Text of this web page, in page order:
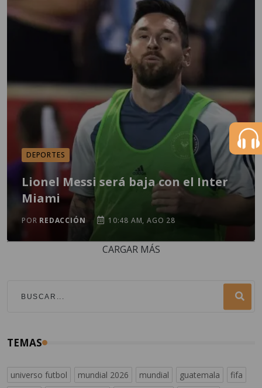
DEPORTES
Lionel Messi será baja con el Inter
Miami
POR REDACCIÓN 10:48 AM, AGO 28
CARGAR MÁS
TEMAS
universo futbol mundial 2026 mundial guatemala
fifa